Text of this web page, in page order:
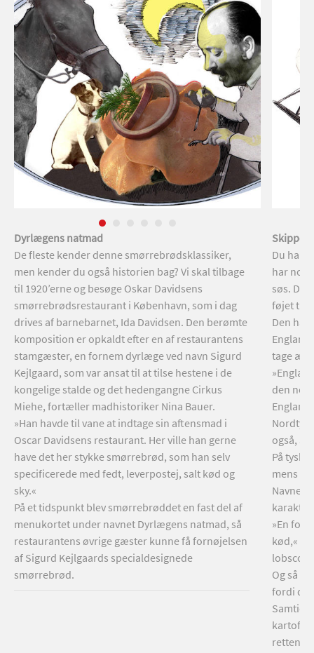
Dyrlægens natmad
De fleste kender denne smørrebrødsklassiker,
men kender du også historien bag? Vi skal tilbage
til 1920’erne og besøge Oskar Davidsens
smørrebrødsrestaurant i København, som i dag
drives af barnebarnet, Ida Davidsen. Den berømte
komposition er opkaldt efter en af restaurantens
stamgæster, en fornem dyrlæge ved navn Sigurd
Kejlgaard, som var ansat til at tilse hestene i de
kongelige stalde og det hedengangne Cirkus
Miehe, fortæller madhistoriker Nina Bauer.
»Han havde til vane at indtage sin aftensmad i
Oscar Davidsens restaurant. Her ville han gerne
have det her stykke smørrebrød, som han selv
specificerede med fedt, leverpostej, salt kød og
sky.«
På et tidspunkt blev smørrebrøddet en fast del af
menukortet under navnet Dyrlægens natmad, så
restaurantens øvrige gæster kunne få fornøjelsen
af Sigurd Kejlgaards specialdesignede
smørrebrød.
Du har
har
søs. Det
føjet til
Den har
tage
den
også, at
På tysk
mens
Navnet
»En
kød,«
Og så
fordi
retten